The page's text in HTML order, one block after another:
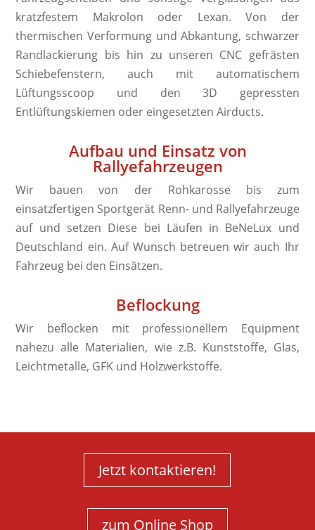
kratzfestem Makrolon oder Lexan. Von der
thermischen Verformung und Abkantung, schwarzer
Randlackierung bis hin zu unseren CNC gefrästen
Schiebefenstern, auch mit automatischem
Lüftungsscoop und den 3D gepressten
Entlüftungskiemen oder eingesetzten Airducts.
Aufbau und Einsatz von
Rallyefahrzeugen
Wir bauen von der Rohkarosse bis zum
einsatzfertigen Sportgerät Renn- und Rallyefahrzeuge
auf und setzen Diese bei Läufen in BeNeLux und
Deutschland ein. Auf Wunsch betreuen wir auch Ihr
Fahrzeug bei den Einsätzen.
Beflockung
Wir beflocken mit professionellem Equipment
nahezu alle Materialien, wie z.B. Kunststoffe, Glas,
Leichtmetalle, GFK und Holzwerkstoffe.
Jetzt kontaktieren!
zum Online Shop